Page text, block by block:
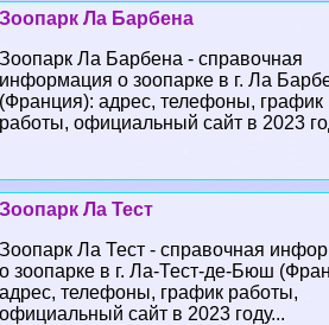
Зоопарк Ла Барбена
Зоопарк Ла Барбена - справочная
информация о зоопарке в г. Ла
(Франция): адрес, телефоны, график
работы, официальный сайт в 2023
Зоопарк Ла Тест
Зоопарк Ла Тест - справочная
о зоопарке в г. Ла-Тест-де-Бюш
адрес, телефоны, график работы,
официальный сайт в 2023 году...